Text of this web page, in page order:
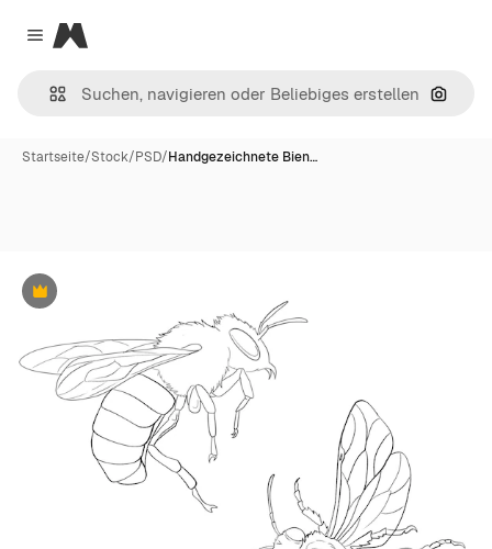
Close menu
Magnific
Nach
Startseite/Stock/PSD/Handgezeichnete Bien…
Premium